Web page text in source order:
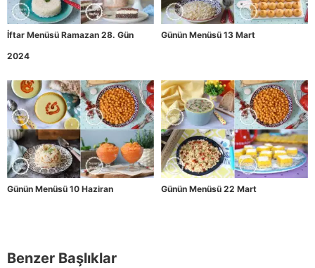
İftar Menüsü Ramazan 28. Gün
2024
Günün Menüsü 13 Mart
Günün Menüsü 10 Haziran Günün Menüsü 22 Mart
Benzer Başlıklar